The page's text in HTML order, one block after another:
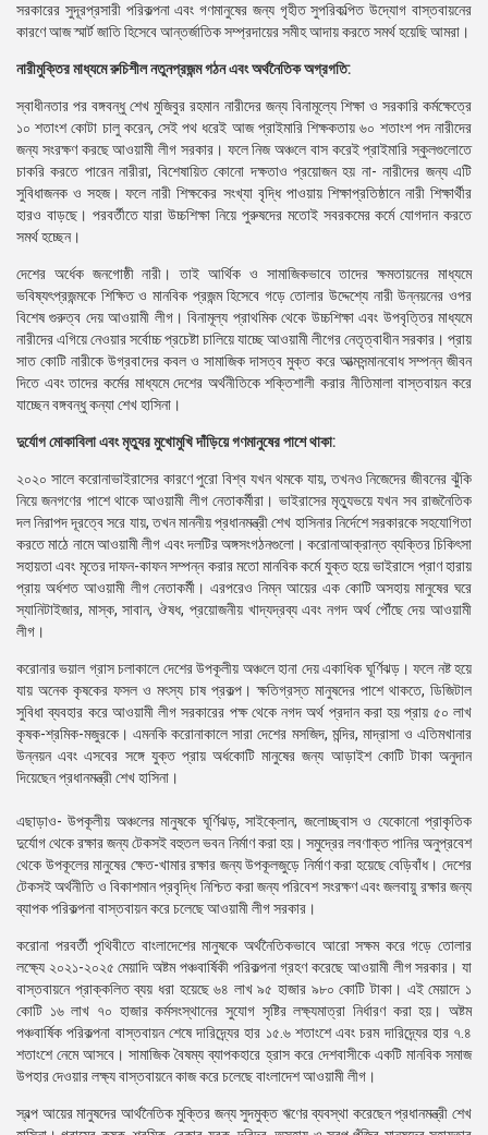
সরকারের সুদূরপ্রসারী পরিকল্পনা এবং গণমানুষের জন্য গৃহীত সুপরিকল্পিত উদ্যোগ বাস্তবায়নের
কারণে আজ স্মার্ট জাতি হিসেবে আন্তর্জাতিক সম্প্রদায়ের সমীহ আদায় করতে সমর্থ হয়েছি আমরা।
নারীমুক্তির মাধ্যমে রুচিশীল নতুনপ্রজন্ম গঠন এবং অর্থনৈতিক অগ্রগতি:
স্বাধীনতার পর বঙ্গবন্ধু শেখ মুজিবুর রহমান নারীদের জন্য বিনামূল্যে শিক্ষা ও সরকারি কর্মক্ষেত্রে
১০ শতাংশ কোটা চালু করেন, সেই পথ ধরেই আজ প্রাইমারি শিক্ষকতায় ৬০ শতাংশ পদ নারীদের
জন্য সংরক্ষণ করছে আওয়ামী লীগ সরকার। ফলে নিজ অঞ্চলে বাস করেই প্রাইমারি স্কুলগুলোতে
চাকরি করতে পারেন নারীরা, বিশেষায়িত কোনো দক্ষতাও প্রয়োজন হয় না- নারীদের জন্য এটি
সুবিধাজনক ও সহজ। ফলে নারী শিক্ষকের সংখ্যা বৃদ্ধি পাওয়ায় শিক্ষাপ্রতিষ্ঠানে নারী শিক্ষার্থীর
হারও বাড়ছে। পরবর্তীতে যারা উচ্চশিক্ষা নিয়ে পুরুষদের মতোই সবরকমের কর্মে যোগদান করতে
সমর্থ হচ্ছেন।
দেশের অর্ধেক জনগোষ্ঠী নারী। তাই আর্থিক ও সামাজিকভাবে তাদের ক্ষমতায়নের মাধ্যমে
ভবিষ্যৎপ্রজন্মকে শিক্ষিত ও মানবিক প্রজন্ম হিসেবে গড়ে তোলার উদ্দেশ্যে নারী উন্নয়নের ওপর
বিশেষ গুরুত্ব দেয় আওয়ামী লীগ। বিনামূল্য প্রাথমিক থেকে উচ্চশিক্ষা এবং উপবৃত্তির মাধ্যমে
নারীদের এগিয়ে নেওয়ার সর্বোচ্চ প্রচেষ্টা চালিয়ে যাচ্ছে আওয়ামী লীগের নেতৃত্বাধীন সরকার। প্রায়
সাত কোটি নারীকে উগ্রবাদের কবল ও সামাজিক দাসত্ব মুক্ত করে আত্মসন্মানবোধ সম্পন্ন জীবন
দিতে এবং তাদের কর্মের মাধ্যমে দেশের অর্থনীতিকে শক্তিশালী করার নীতিমালা বাস্তবায়ন করে
যাচ্ছেন বঙ্গবন্ধু কন্যা শেখ হাসিনা।
দুর্যোগ মোকাবিলা এবং মৃত্যুর মুখোমুখি দাঁড়িয়ে গণমানুষের পাশে থাকা:
২০২০ সালে করোনাভাইরাসের কারণে পুরো বিশ্ব যখন থমকে যায়, তখনও নিজেদের জীবনের ঝুঁকি
নিয়ে জনগণের পাশে থাকে আওয়ামী লীগ নেতাকর্মীরা। ভাইরাসের মৃত্যুভয়ে যখন সব রাজনৈতিক
দল নিরাপদ দূরত্বে সরে যায়, তখন মাননীয় প্রধানমন্ত্রী শেখ হাসিনার নির্দেশে সরকারকে সহযোগিতা
করতে মাঠে নামে আওয়ামী লীগ এবং দলটির অঙ্গসংগঠনগুলো। করোনাআক্রান্ত ব্যক্তির চিকিৎসা
সহায়তা এবং মৃতের দাফন-কাফন সম্পন্ন করার মতো মানবিক কর্মে যুক্ত হয়ে ভাইরাসে প্রাণ হারায়
প্রায় অর্ধশত আওয়ামী লীগ নেতাকর্মী। এরপরেও নিম্ন আয়ের এক কোটি অসহায় মানুষের ঘরে
স্যানিটাইজার, মাস্ক, সাবান, ঔষধ, প্রয়োজনীয় খাদ্যদ্রব্য এবং নগদ অর্থ পৌঁছে দেয় আওয়ামী
লীগ।
করোনার ভয়াল গ্রাস চলাকালে দেশের উপকূলীয় অঞ্চলে হানা দেয় একাধিক ঘূর্ণিঝড়। ফলে নষ্ট হয়ে
যায় অনেক কৃষকের ফসল ও মৎস্য চাষ প্রকল্প। ক্ষতিগ্রস্ত মানুষদের পাশে থাকতে, ডিজিটাল
সুবিধা ব্যবহার করে আওয়ামী লীগ সরকারের পক্ষ থেকে নগদ অর্থ প্রদান করা হয় প্রায় ৫০ লাখ
কৃষক-শ্রমিক-মজুরকে। এমনকি করোনাকালে সারা দেশের মসজিদ, মন্দির, মাদ্রাসা ও এতিমখানার
উন্নয়ন এবং এসবের সঙ্গে যুক্ত প্রায় অর্ধকোটি মানুষের জন্য আড়াইশ কোটি টাকা অনুদান
দিয়েছেন প্রধানমন্ত্রী শেখ হাসিনা।
এছাড়াও- উপকূলীয় অঞ্চলের মানুষকে ঘূর্ণিঝড়, সাইক্লোন, জলোচ্ছ্বাস ও যেকোনো প্রাকৃতিক
দুর্যোগ থেকে রক্ষার জন্য টেকসই বহুতল ভবন নির্মাণ করা হয়। সমুদ্রের লবণাক্ত পানির অনুপ্রবেশ
থেকে উপকূলের মানুষের ক্ষেত-খামার রক্ষার জন্য উপকূলজুড়ে নির্মাণ করা হয়েছে বেড়িবাঁধ। দেশের
টেকসই অর্থনীতি ও বিকাশমান প্রবৃদ্ধি নিশ্চিত করা জন্য পরিবেশ সংরক্ষণ এবং জলবায়ু রক্ষার জন্য
ব্যাপক পরিকল্পনা বাস্তবায়ন করে চলেছে আওয়ামী লীগ সরকার।
করোনা পরবর্তী পৃথিবীতে বাংলাদেশের মানুষকে অর্থনৈতিকভাবে আরো সক্ষম করে গড়ে তোলার
লক্ষ্যে ২০২১-২০২৫ মেয়াদি অষ্টম পঞ্চবার্ষিকী পরিকল্পনা গ্রহণ করেছে আওয়ামী লীগ সরকার। যা
বাস্তবায়নে প্রাক্কলিত ব্যয় ধরা হয়েছে ৬৪ লাখ ৯৫ হাজার ৯৮০ কোটি টাকা। এই মেয়াদে ১
কোটি ১৬ লাখ ৭০ হাজার কর্মসংস্থানের সুযোগ সৃষ্টির লক্ষ্যমাত্রা নির্ধারণ করা হয়। অষ্টম
পঞ্চবার্ষিক পরিকল্পনা বাস্তবায়ন শেষে দারিদ্র্যের হার ১৫.৬ শতাংশে এবং চরম দারিদ্র্যের হার ৭.৪
শতাংশে নেমে আসবে। সামাজিক বৈষম্য ব্যাপকহারে হ্রাস করে দেশবাসীকে একটি মানবিক সমাজ
উপহার দেওয়ার লক্ষ্য বাস্তবায়নে কাজ করে চলেছে বাংলাদেশ আওয়ামী লীগ।
স্বল্প আয়ের মানুষদের আর্থনৈতিক মুক্তির জন্য সুদমুক্ত ঋণের ব্যবস্থা করেছেন প্রধানমন্ত্রী শেখ